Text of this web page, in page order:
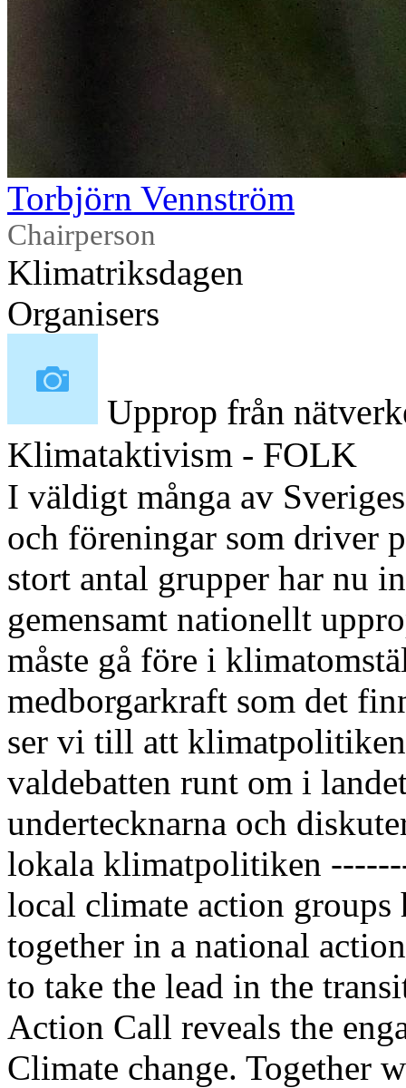
Torbjörn Vennström
Chairperson
Klimatriksdagen
Organisers
Upprop från
Klimataktivism - FOLK
I väldigt många av
och föreningar som driver
stort antal grupper har nu
gemensamt nationellt
måste gå före i
medborgarkraft som det
ser vi till att
valdebatten runt om i
undertecknarna och
lokala klimatpolitiken
local climate action groups
together in a national
to take the lead in the
Action Call reveals the
Climate change. Together